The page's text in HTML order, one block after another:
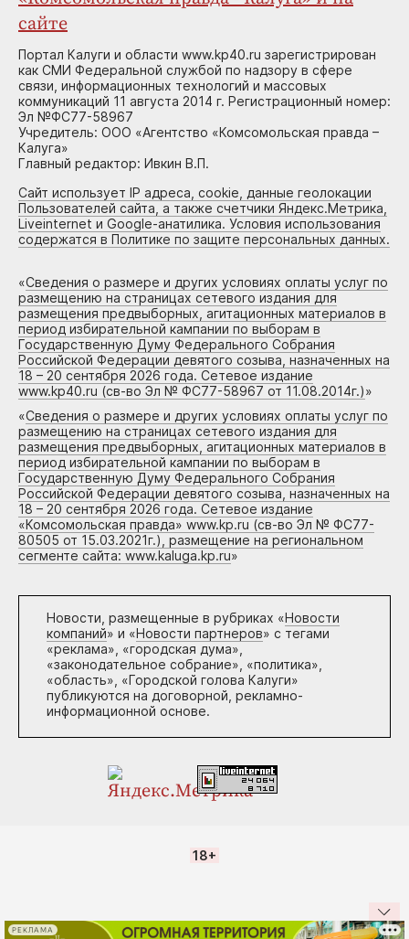
сайте
Портал Калуги и области www.kp40.ru зарегистрирован
как СМИ Федеральной службой по надзору в сфере
связи, информационных технологий и массовых
коммуникаций 11 августа 2014 г. Регистрационный номер:
Эл №ФС77-58967
Учредитель: ООО «Агентство «Комсомольская правда –
Калуга»
Главный редактор: Ивкин В.П.
Сайт использует IP адреса, cookie, данные геолокации
Пользователей сайта, а также счетчики Яндекс.Метрика,
Liveinternet и Google-анатилика. Условия использования
содержатся в Политике по защите персональных данных.
«Сведения о размере и других условиях оплаты услуг по
размещению на страницах сетевого издания для
размещения предвыборных, агитационных материалов в
период избирательной кампании по выборам в
Государственную Думу Федерального Собрания
Российской Федерации девятого созыва, назначенных на
18 – 20 сентября 2026 года. Сетевое издание
www.kp40.ru (св-во Эл № ФС77-58967 от 11.08.2014г.)»
«Сведения о размере и других условиях оплаты услуг по
размещению на страницах сетевого издания для
размещения предвыборных, агитационных материалов в
период избирательной кампании по выборам в
Государственную Думу Федерального Собрания
Российской Федерации девятого созыва, назначенных на
18 – 20 сентября 2026 года. Сетевое издание
«Комсомольская правда» www.kp.ru (св-во Эл № ФС77-
80505 от 15.03.2021г.), размещение на региональном
сегменте сайта: www.kaluga.kp.ru»
Новости, размещенные в рубриках «Новости
компаний» и «Новости партнеров» с тегами
«реклама», «городская дума»,
«законодательное собрание», «политика»,
«область», «Городской голова Калуги»
публикуются на договорной, рекламно-
информационной основе.
18+
РЕКЛАМА